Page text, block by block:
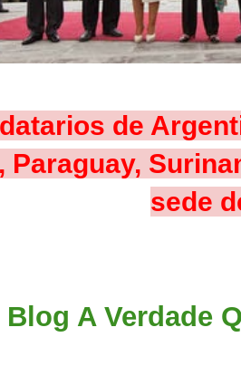
de
Paraguay,
sede
Blog A Verdade